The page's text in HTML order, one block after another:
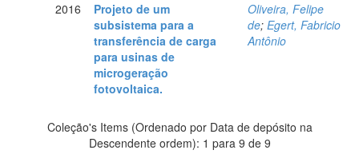
2016
Projeto de um
subsistema para a
transferência de carga
para usinas de
microgeração
fotovoltaica.
Oliveira, Felipe
de; Egert, Fabricio
Antônio
Coleção's Items (Ordenado por Data de depósito na
Descendente ordem): 1 para 9 de 9